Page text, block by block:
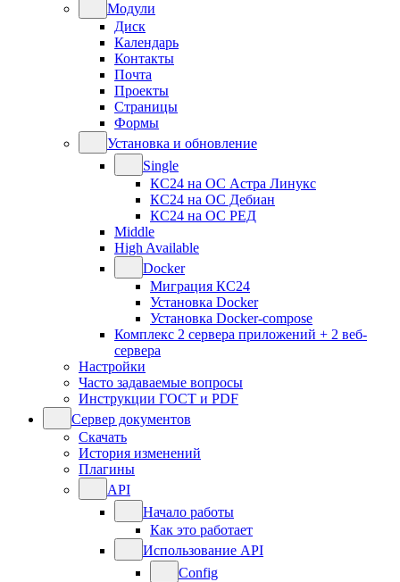
Модули
Диск
Календарь
Контакты
Почта
Проекты
Страницы
Формы
Установка и обновление
Single
КС24 на ОС Астра Линукс
КС24 на ОС Дебиан
КС24 на ОС РЕД
Middle
High Available
Docker
Миграция КС24
Установка Docker
Установка Docker-compose
Комплекс 2 сервера приложений + 2 веб-
сервера
Настройки
Часто задаваемые вопросы
Инструкции ГОСТ и PDF
Сервер документов
Скачать
История изменений
Плагины
API
Начало работы
Как это работает
Использование API
Config